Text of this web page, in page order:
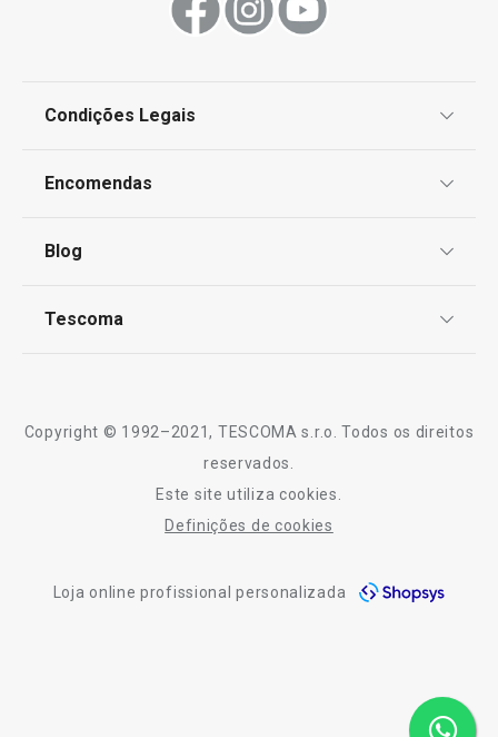
Condições Legais
Livro de Reclamações
Encomendas
Perguntas Frequentes
Blog
Tescoma
Copyright © 1992–2021, TESCOMA s.r.o. Todos os direitos
reservados.
Este site utiliza cookies.
Definições de cookies
Loja online profissional personalizada